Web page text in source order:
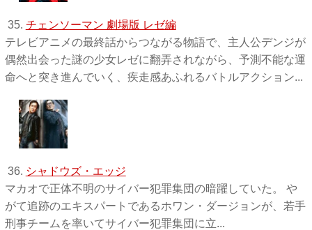
35. チェンソーマン 劇場版 レゼ編
テレビアニメの最終話からつながる物語で、主人公デンジが
偶然出会った謎の少女レゼに翻弄されながら、予測不能な運
命へと突き進んでいく、疾走感あふれるバトルアクション...
36. シャドウズ・エッジ
マカオで正体不明のサイバー犯罪集団の暗躍していた。 や
がて追跡のエキスパートであるホワン・ダージョンが、若手
刑事チームを率いてサイバー犯罪集団に立...